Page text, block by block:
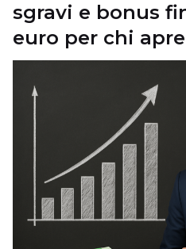
sgravi e bonus
euro per chi